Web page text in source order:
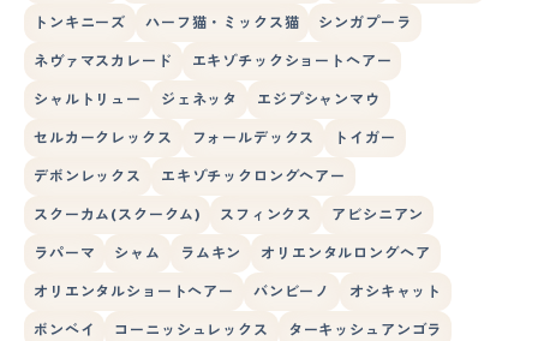
トンキニーズ ハーフ猫・ミックス猫 シンガプーラ
ネヴァマスカレード エキゾチックショートヘアー
シャルトリュー ジェネッタ エジプシャンマウ
セルカークレックス フォールデックス トイガー
デボンレックス エキゾチックロングヘアー
スクーカム(スクークム) スフィンクス アビシニアン
ラパーマ シャム ラムキン オリエンタルロングヘア
オリエンタルショートヘアー バンビーノ オシキャット
ボンベイ コーニッシュレックス ターキッシュアンゴラ